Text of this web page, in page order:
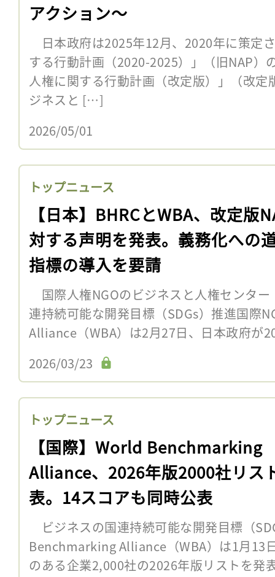
アクション〜
日本政府は2025年12月、2020年に策定
する行動計画（2020-2025）」（旧NAP）
人権に関する行動計画（改定版）」（改
ジネスと […]
2026/05/01
トップニュース
【日本】BHRCとWBA、改定版
対する声明を発表。義務化への
指標の導入を要請
国際人権NGOのビジネスと人権センタ
連持続可能な開発目標（SDGs）推進国際
Alliance（WBA）は2月27日、日本政府が
2026/03/23
トップニュース
【国際】World Benchmarking
Alliance、2026年版2000社リス
表。14スコアも同時公表
ビジネスの国連持続可能な開発目標（
Benchmarking Alliance（WBA）は1月13
のある企業2,000社の2026年版リストを